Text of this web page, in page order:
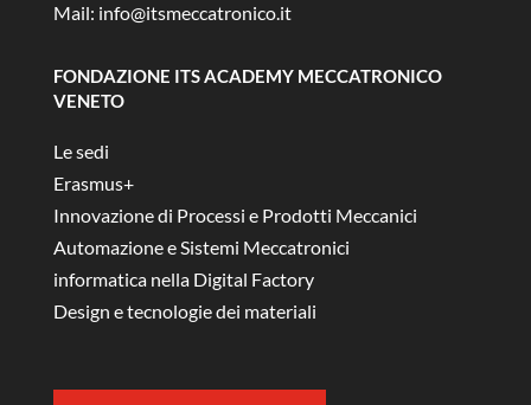
Mail: info@itsmeccatronico.it
FONDAZIONE ITS ACADEMY MECCATRONICO
VENETO
Le sedi
Erasmus+
Innovazione di Processi e Prodotti Meccanici
Automazione e Sistemi Meccatronici
informatica nella Digital Factory
Design e tecnologie dei materiali